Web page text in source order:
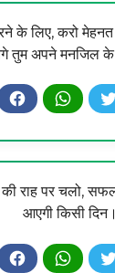
के लिए, करो
तुम अपने मनजिल
राह पर चलो,
आएगी किसी दिन।